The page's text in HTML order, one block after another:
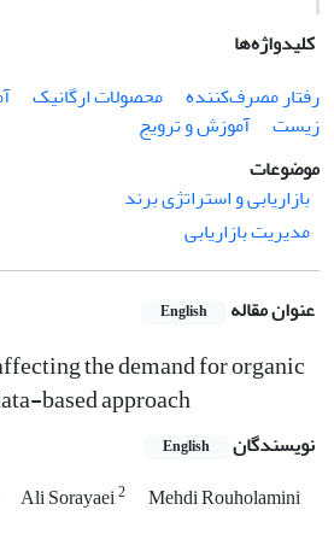
کلیدواژه‌ها
رفتار مصرف‌کننده
محصولات ارگانیک
زیست
آموزش و ترویج
موضوعات
بازاریابی و استراتژی برند
مدیریت بازاریابی
عنوان مقاله English
the demand for organic
based approach
نویسندگان English
Ali Sorayaei2 Mehdi Rouholamini